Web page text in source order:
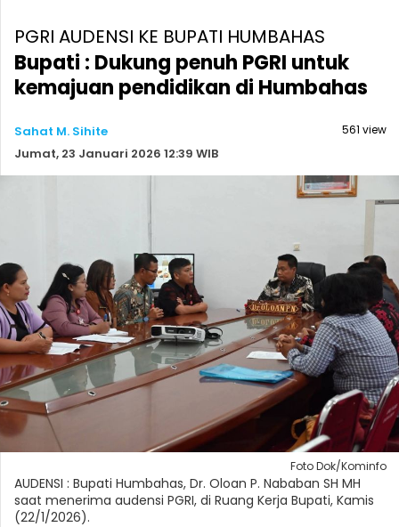
PGRI AUDENSI KE BUPATI HUMBAHAS
Bupati : Dukung penuh PGRI untuk
kemajuan pendidikan di Humbahas
Sahat M. Sihite
Jumat, 23 Januari 2026 12:39 WIB
561 view
Foto Dok/Kominfo
AUDENSI : Bupati Humbahas, Dr. Oloan P. Nababan SH MH
saat menerima audensi PGRI, di Ruang Kerja Bupati, Kamis
(22/1/2026).